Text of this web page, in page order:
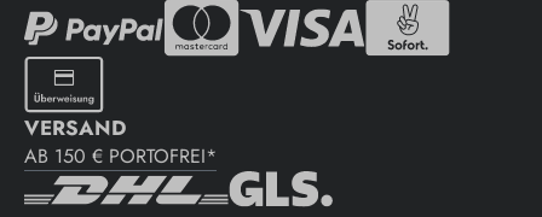
VERSAND
AB 150 € PORTOFREI*